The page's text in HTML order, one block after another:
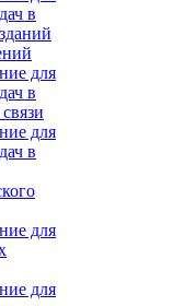
в
для
в
для
в
для
для